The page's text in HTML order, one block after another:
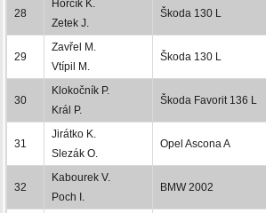
28
Horčík K.
Zetek J.
Škoda 130 L
29
Zavřel M.
Vtípil M.
Škoda 130 L
30
Klokočník P.
Král P.
Škoda Favorit 136 L
31
Jirátko K.
Slezák O.
Opel Ascona A
32
Kabourek V.
Poch I.
BMW 2002